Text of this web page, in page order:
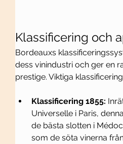
Klassificering och
Bordeauxs
dess vinindustri och ger en
prestige. Viktiga
Klassificering 1855:
Universelle i Paris,
de bästa slotten i
som de söta vinerna